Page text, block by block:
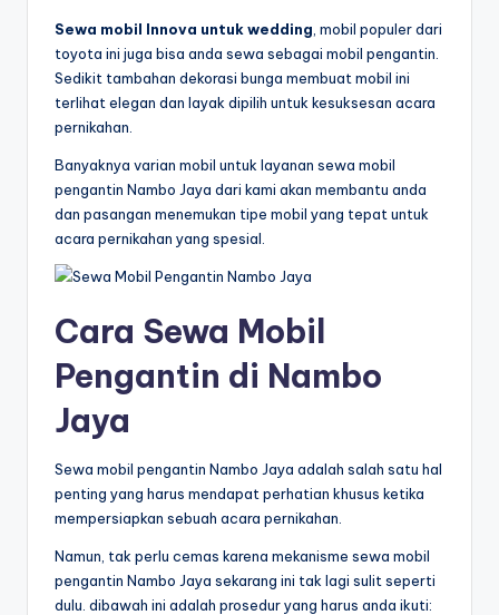
Sewa mobil Innova untuk wedding , mobil populer dari
toyota ini juga bisa anda sewa sebagai mobil pengantin.
Sedikit tambahan dekorasi bunga membuat mobil ini
terlihat elegan dan layak dipilih untuk kesuksesan acara
pernikahan.
Banyaknya varian mobil untuk layanan sewa mobil
pengantin Nambo Jaya dari kami akan membantu anda
dan pasangan menemukan tipe mobil yang tepat untuk
acara pernikahan yang spesial.
Cara Sewa Mobil
Pengantin di Nambo
Jaya
Sewa mobil pengantin Nambo Jaya adalah salah satu hal
penting yang harus mendapat perhatian khusus ketika
mempersiapkan sebuah acara pernikahan.
Namun, tak perlu cemas karena mekanisme sewa mobil
pengantin Nambo Jaya sekarang ini tak lagi sulit seperti
dulu. dibawah ini adalah prosedur yang harus anda ikuti: